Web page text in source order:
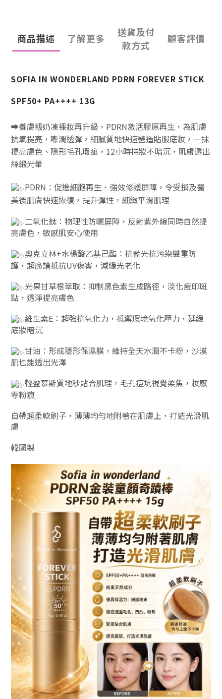
商品描述 了解更多
送貨及付
款方式
顧客評價
SOFIA IN WONDERLAND PDRN FOREVER STICK
SPF50+ PA++++ 13G
➡️養膚級奶凍裸妝再升級，PDRN激活膠原再生，為肌膚
抗氧提亮，嘭潤透彈，細膩質地快速營造貼服底妝，一抹
提亮膚色、隱形毛孔瑕疵，12小時持妝不暗沉，肌膚透出
絲緞光暈
PDRN：促進細胞再生、強效修護屏障，令受損及醫
美後肌膚快速恢復，提升彈性，細緻平滑肌理
二氧化鈦：物理性防曬屏障，反射紫外線同時自然提
亮膚色，敏感肌安心使用
奧克立林+水楊酸乙基己酯：抗藍光抗污染雙重防
護，超廣譜抵抗UV傷害，減緩光老化
光果甘草根萃取：抑制黑色素生成路徑，淡化痘印斑
點，透淨提亮膚色
維生素E：超強抗氧化力，抵禦環境氧化壓力，延緩
底妝暗沉
甘油：形成隱形保濕膜，維持全天水潤不卡粉，沙漠
肌也能透出光澤
輕盈慕斯質地秒貼合肌理，毛孔痘坑視覺柔焦，妝感
零粉痕
自帶超柔軟刷子，薄薄均勻地附著在肌膚上，打造光滑肌
膚
韓國製